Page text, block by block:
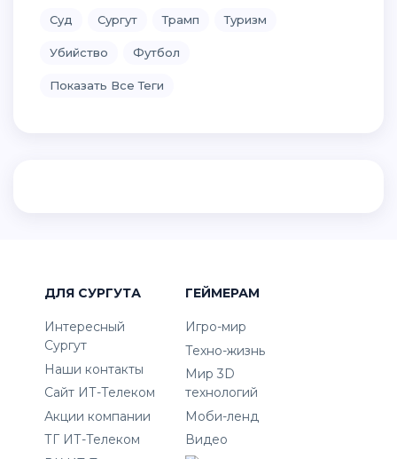
Суд Сургут Трамп Туризм
Убийство Футбол
Показать Все Теги
ДЛЯ СУРГУТА
Интересный
Сургут
Наши контакты
Сайт ИТ-Телеком
Акции компании
ТГ ИТ-Телеком
ГЕЙМЕРАМ
Игро-мир
Техно-жизнь
Мир 3D
технологий
Моби-ленд
Видео